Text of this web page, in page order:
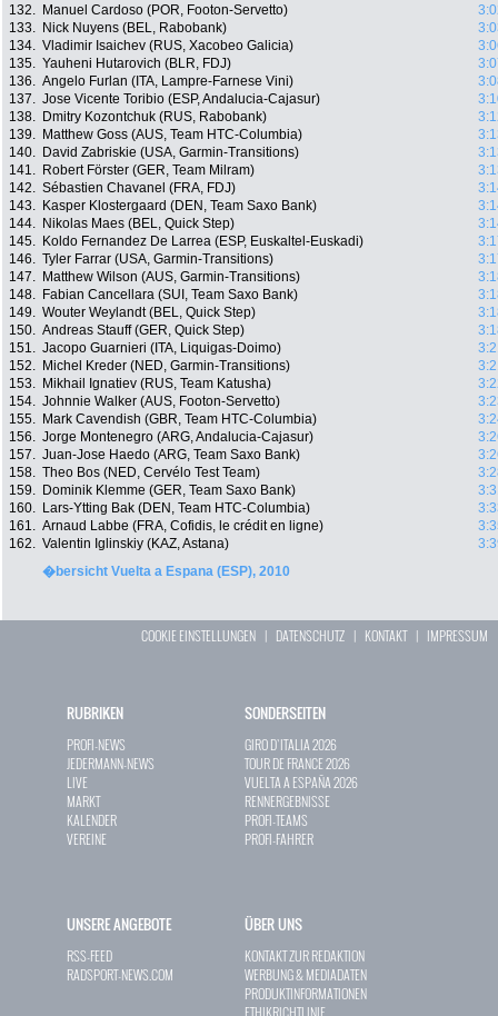
132.
Manuel Cardoso (POR, Footon-Servetto)
133.
Nick Nuyens (BEL, Rabobank)
134. Vladimir Isaichev (RUS, Xacobeo Galicia)
135. Yauheni Hutarovich (BLR, FDJ)
136. Angelo Furlan (ITA, Lampre-Farnese Vini)
137. Jose Vicente Toribio (ESP, Andalucia-Cajasur)
138.
Dmitry Kozontchuk (RUS, Rabobank)
139.
Matthew Goss (AUS, Team HTC-Columbia)
140.
David Zabriskie (USA, Garmin-Transitions)
141.
Robert Förster (GER, Team Milram)
142. Sébastien Chavanel (FRA, FDJ)
143.
Kasper Klostergaard (DEN, Team Saxo Bank)
144.
Nikolas Maes (BEL, Quick Step)
145.
Koldo Fernandez De Larrea (ESP, Euskaltel-Euskadi)
146. Tyler Farrar (USA, Garmin-Transitions)
147.
Matthew Wilson (AUS, Garmin-Transitions)
148.
Fabian Cancellara (SUI, Team Saxo Bank)
149. Wouter Weylandt (BEL, Quick Step)
150. Andreas Stauff (GER, Quick Step)
151. Jacopo Guarnieri (ITA, Liquigas-Doimo)
152.
Michel Kreder (NED, Garmin-Transitions)
153.
Mikhail Ignatiev (RUS, Team Katusha)
154. Johnnie Walker (AUS, Footon-Servetto)
155.
Mark Cavendish (GBR, Team HTC-Columbia)
156. Jorge Montenegro (ARG, Andalucia-Cajasur)
157. Juan-Jose Haedo (ARG, Team Saxo Bank)
158. Theo Bos (NED, Cervélo Test Team)
159.
Dominik Klemme (GER, Team Saxo Bank)
160.
Lars-Ytting Bak (DEN, Team HTC-Columbia)
161. Arnaud Labbe (FRA, Cofidis, le crédit en ligne)
162. Valentin Iglinskiy (KAZ, Astana)
�bersicht Vuelta a Espana (ESP), 2010
COOKIE EINSTELLUNGEN | DATENSCHUTZ | KONTAKT| IMPRESSUM
RUBRIKEN
PROFI-NEWS
JEDERMANN-NEWS
LIVE
MARKT
KALENDER
VEREINE
SONDERSEITEN
GIRO D`ITALIA 2026
TOUR DE FRANCE 2026
VUELTA A ESPAÑA 2026
RENNERGEBNISSE
PROFI-TEAMS
PROFI-FAHRER
UNSERE ANGEBOTE
RSS-FEED
RADSPORT-NEWS.COM
ÜBER UNS
KONTAKT ZUR REDAKTION
WERBUNG & MEDIADATEN
PRODUKTINFORMATIONEN